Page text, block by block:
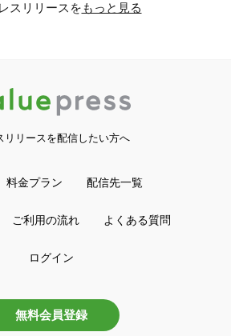
スリリースをもっと見る
リリースを配信したい方へ
料金プラン 配信先一覧
ご利用の流れ よくある質問
ログイン
無料会員登録